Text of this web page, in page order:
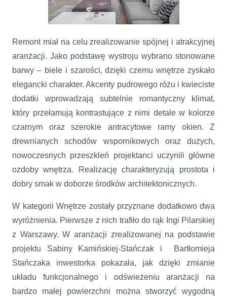
Remont miał na celu zrealizowanie spójnej i atrakcyjnej
aranżacji. Jako podstawę wystroju wybrano stonowane
barwy – biele i szarości, dzięki czemu wnętrze zyskało
elegancki charakter. Akcenty pudrowego różu i kwieciste
dodatki wprowadzają subtelnie romantyczny klimat,
który przełamują kontrastujące z nimi detale w kolorze
czarnym oraz szerokie antracytowe ramy okien. Z
drewnianych schodów wspornikowych oraz dużych,
nowoczesnych przeszkleń projektanci uczynili główne
ozdoby wnętrza. Realizację charakteryzują prostota i
dobry smak w doborze środków architektonicznych.
W kategorii Wnętrze zostały przyznane dodatkowo dwa
wyróżnienia. Pierwsze z nich trafiło do rąk Ingi Pilarskiej
z Warszawy. W aranżacji zrealizowanej na podstawie
projektu Sabiny Kamińskiej-Stańczak i Bartłomieja
Stańczaka inwestorka pokazała, jak dzięki zmianie
układu funkcjonalnego i odświeżeniu aranżacji na
bardzo małej powierzchni można stworzyć wygodną